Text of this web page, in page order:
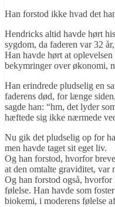
Han forstod ikke hvad det
Hendricks altid havde hørt
sygdom, da faderen var 32
Han havde hørt at
bekymringer over økonomi,
Han erindrede pludselig en
faderens død, for længe
sagde han: “hm, det lyder
hæftede sig ikke nærmede
Nu gik det pludselig op for
men havde taget sit eget liv.
Og han forstod, hvorfor
at den omtalte graviditet, var
Og han forstod også,
følelse. Han havde som
biokemi, i moderens følelse